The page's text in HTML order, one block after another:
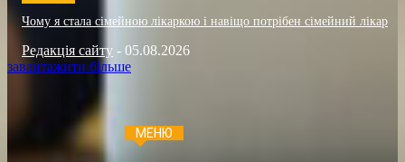
Чому я стала сімейною лікаркою і навіщо потрібен сімейний лікар
Редакція сайту - 05.08.2026
завантажити більше
МЕНЮ